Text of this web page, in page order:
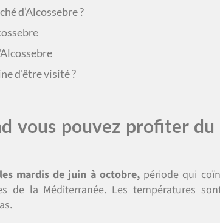
d’Alcossebre ?
d'être visité ?
vous pouvez profiter du
mardis de juin à octobre,période qui
de la Méditerranée. Les températures